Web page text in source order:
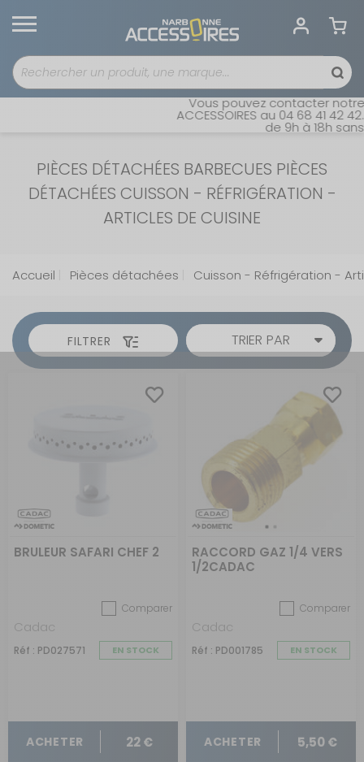
Vous pouvez contacter notre
ACCESSOIRES au 04 68 41 42
de 9h à 18h
PIÈCES DÉTACHÉES BARBECUES PIÈCES
DÉTACHÉES CUISSON - RÉFRIGÉRATION -
ARTICLES DE CUISINE
Accueil Pièces détachées Cuisson - Réfrigération -
FILTRER TRIER PAR
BRULEUR SAFARI CHEF 2
Comparer
Cadac
Réf : PD027571 EN STOCK
ACHETER 22 €
RACCORD GAZ 1/4 VERS
1/2CADAC
Comparer
Cadac
Réf : PD001785 EN STOCK
ACHETER 5,50 €